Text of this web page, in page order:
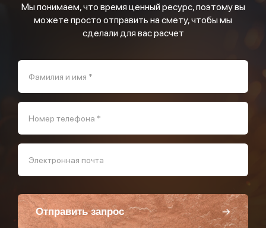
Мы понимаем, что время ценный ресурс, поэтому вы
можете просто отправить на смету, чтобы мы
сделали для вас расчет
Фамилия и имя *
Номер телефона *
Электронная почта
Отправить запрос